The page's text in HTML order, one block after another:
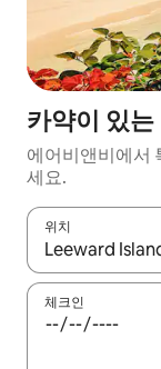
카약이 있
에어비앤비에서
세요.
위치
결과가 나오면
체크인